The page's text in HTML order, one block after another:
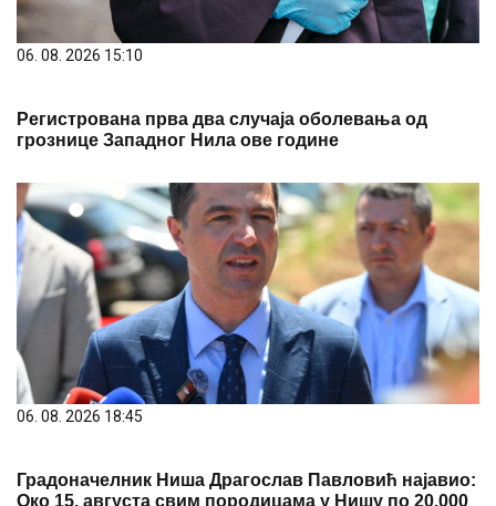
06. 08. 2026 15:10
Регистрована прва два случаја оболевања од
грознице Западног Нила ове године
06. 08. 2026 18:45
Градоначелник Ниша Драгослав Павловић најавио:
Око 15. августа свим породицама у Нишу по 20.000